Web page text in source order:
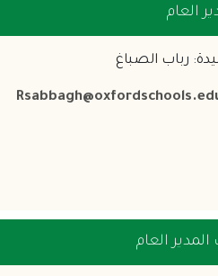
العام
رباب الصباغ
المدير العام